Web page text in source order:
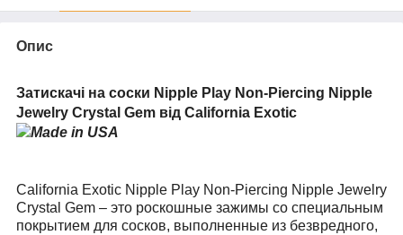
Опис
Затискачі на соски Nipple Play Non-Piercing Nipple
Jewelry Crystal Gem від California Exotic
California Exotic Nipple Play Non-Piercing Nipple Jewelry
Crystal Gem – это роскошные зажимы со специальным
покрытием для сосков, выполненные из безвредного,